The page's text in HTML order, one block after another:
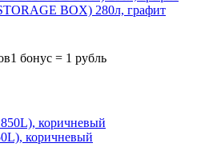
BOX) 280л, графит
1 бонус = 1 рубль
коричневый